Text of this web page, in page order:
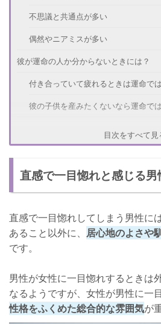
不思議と共通点が多い
偶然やニアミスが多い
彼が運命の人か分からないときには？
付き合っていて疲れるときは運命で
彼の子供を産みたくないなら運命で
軽い接触を何度もする
できるだけ笑顔をみせる
運命の人を引き寄せるコツって？
夢を諦める
目次をすべて見
直感で一目惚れと感じる
直感で一目惚れしてしまう男性に
あること以外に、 居心地のよさや
です。
男性が女性に一目惚れするときは
なるようですが、女性が男性に一
性格をふくめた総合的な雰囲気が